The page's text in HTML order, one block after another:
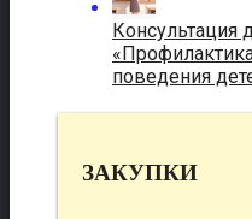
Консультация
поведения
ЗАКУПКИ